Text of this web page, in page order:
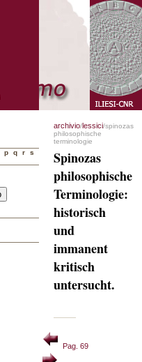
p q r
s
archivio/lessici/spinozas
philosophische
terminologie
Spinozas
philosophische
Terminologie:
historisch
und
immanent
kritisch
untersucht.
Pag. 69